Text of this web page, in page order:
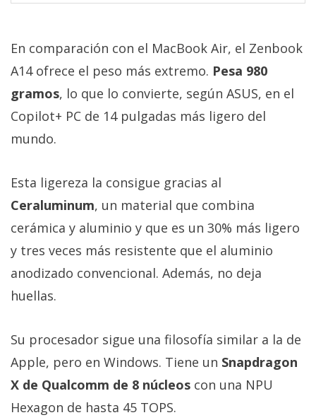
En comparación con el MacBook Air, el Zenbook
A14 ofrece el peso más extremo. Pesa 980
gramos, lo que lo convierte, según ASUS, en el
Copilot+ PC de 14 pulgadas más ligero del
mundo.
Esta ligereza la consigue gracias al
Ceraluminum, un material que combina
cerámica y aluminio y que es un 30% más ligero
y tres veces más resistente que el aluminio
anodizado convencional. Además, no deja
huellas.
Su procesador sigue una filosofía similar a la de
Apple, pero en Windows. Tiene un Snapdragon
X de Qualcomm de 8 núcleos con una NPU
Hexagon de hasta 45 TOPS.